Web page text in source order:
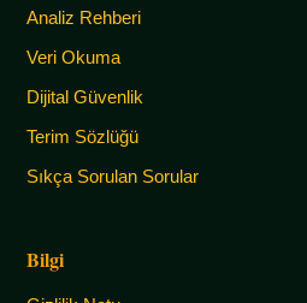
Analiz Rehberi
Veri Okuma
Dijital Güvenlik
Terim Sözlüğü
Sıkça Sorulan Sorular
Bilgi